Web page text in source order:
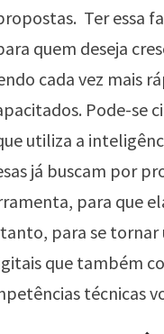
Ter essa
quem deseja
cada vez mais
Pode-se
utiliza a
já buscam por
para que
para se
que também
técnicas